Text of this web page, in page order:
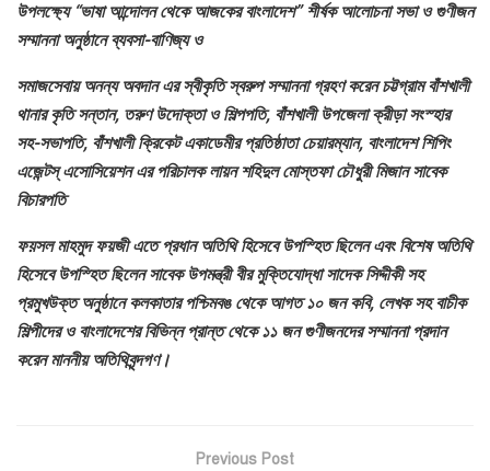
উপলক্ষ্যে “ভাষা আন্দোলন থেকে আজকের বাংলাদেশ” শীর্ষক আলোচনা সভা ও গুণীজন
সম্মাননা অনুষ্ঠানে ব্যবসা-বাণিজ্য ও
সমাজসেবায় অনন্য অবদান এর স্বীকৃতি স্বরুপ সম্মাননা গ্রহণ করেন চট্টগ্রাম বাঁশখালী
থানার কৃতি সন্তান, তরুণ উদোক্তা ও শিল্পপতি, বাঁশখালী উপজেলা ক্রীড়া সংস্হার
সহ-সভাপতি, বাঁশখালী ক্রিকেট একাডেমীর প্রতিষ্ঠাতা চেয়ারম্যান, বাংলাদেশ শিপিং
এজেন্টস্ এসোসিয়েশন এর পরিচালক লায়ন শহিদুল মোস্তফা চৌধুরী মিজান সাবেক
বিচারপতি
ফয়সল মাহমুদ ফয়জী এতে প্রধান অতিথি হিসেবে উপস্হিত ছিলেন এবং বিশেষ অতিথি
হিসেবে উপস্হিত ছিলেন সাবেক উপমন্ত্রী বীর মুক্তিযোদ্ধা সাদেক সিদ্দীকী সহ
প্রমুখউক্ত অনুষ্ঠানে কলকাতার পশ্চিমবঙ থেকে আগত ১০ জন কবি, লেখক সহ বাচীক
শিল্পীদের ও বাংলাদেশের বিভিন্ন প্রান্ত থেকে ১১ জন গুণীজনদের সম্মাননা প্রদান
করেন মাননীয় অতিথিবৃন্দগণ।
Previous Post